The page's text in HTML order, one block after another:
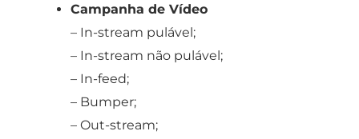
Campanha de Vídeo
– In-stream pulável;
– In-stream não pulável;
– In-feed;
– Bumper;
– Out-stream;